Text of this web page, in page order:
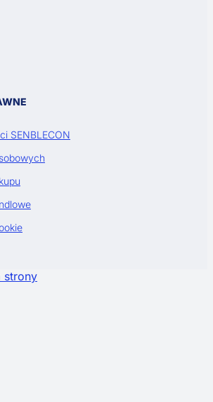
SENBLECON
strony